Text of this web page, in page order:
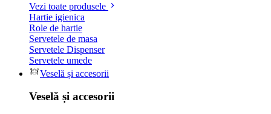
Vezi toate produsele
Hartie igienica
Role de hartie
Servetele de masa
Servetele Dispenser
Servetele umede
Veselă și accesorii
Veselă și accesorii